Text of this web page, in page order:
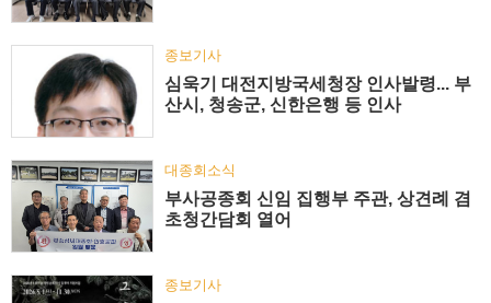
종보기사
심욱기 대전지방국세청장 인사발령... 부
산시, 청송군, 신한은행 등 인사
대종회소식
부사공종회 신임 집행부 주관, 상견례 겸
초청간담회 열어
종보기사